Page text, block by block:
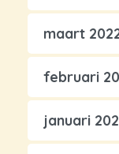
maart
februari
januari